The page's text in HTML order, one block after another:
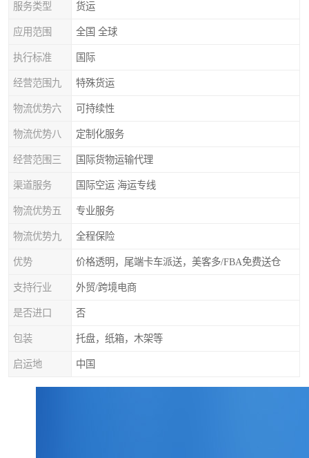
服务类型 货运
应用范围 全国 全球
执行标准 国际
经营范围九 特殊货运
物流优势六 可持续性
物流优势八 定制化服务
经营范围三 国际货物运输代理
渠道服务 国际空运 海运专线
物流优势五 专业服务
物流优势九 全程保险
优势 价格透明，尾端卡车派送，美客多/FBA免费送仓
支持行业 外贸/跨境电商
是否进口 否
包装 托盘，纸箱，木架等
启运地 中国